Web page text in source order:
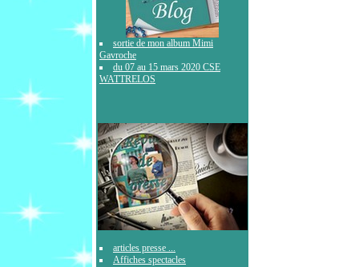
sortie de mon album Mimi
Gavroche
du 07 au 15 mars 2020 CSE
WATTRELOS
articles presse ...
Affiches spectacles